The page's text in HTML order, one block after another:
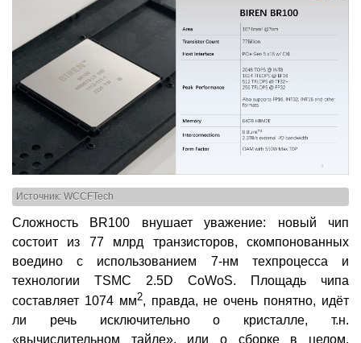
Источник: WCCFTech
Сложность BR100 внушает уважение: новый чип
состоит из 77 млрд транзисторов, скомпонованных
воедино с использованием 7-нм техпроцесса и
технологии TSMC 2.5D CoWoS. Площадь чипа
составляет 1074 мм2, правда, не очень понятно, идёт
ли речь исключительно о кристалле, т.н.
«вычислительном тайле», или о сборке в целом,